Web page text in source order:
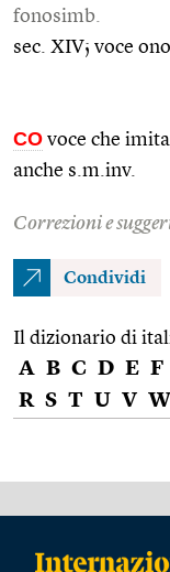
fonosimb.
sec. XIV; voce
CO voce che
anche s.m.inv.
Correzioni e
Condividi
Il dizionario di
A B C D E F
R S T U V W